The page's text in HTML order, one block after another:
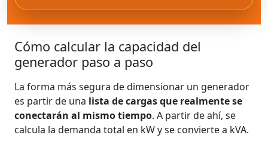
Cómo calcular la capacidad del
generador paso a paso
La forma más segura de dimensionar un generador
es partir de una lista de cargas que realmente se
conectarán al mismo tiempo. A partir de ahí, se
calcula la demanda total en kW y se convierte a kVA.